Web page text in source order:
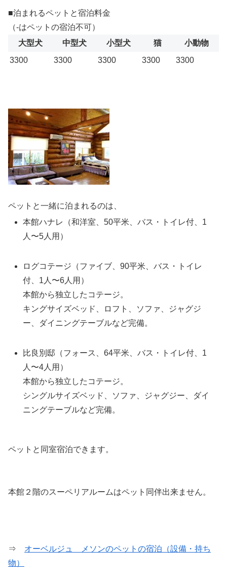
■泊まれるペットと宿泊料金
（-はペットの宿泊不可）
大型犬
中型犬 小型犬 猫
小動物
3300
3300 3300 3300 3300
ペットと一緒に泊まれるのは、
本館ハナレ（和洋室、50平米、バス・トイレ付、1
人〜5人用）
ログコテージ（ファイブ、90平米、バス・トイレ
付、1人〜6人用）
本館から独立したコテージ。
キングサイズベッド、ロフト、ソファ、ジャグジ
ー、ダイニングテーブルなど完備。
比良別邸（フォース、64平米、バス・トイレ付、1
人〜4人用）
本館から独立したコテージ。
シングルサイズベッド、ソファ、ジャグジー、ダイ
ニングテーブルなど完備。
ペットと同室宿泊できます。
本館２階のスーペリアルームはペット同伴出来ません。
⇒ オーベルジュ メソンのペットの宿泊（設備・持ち
物）